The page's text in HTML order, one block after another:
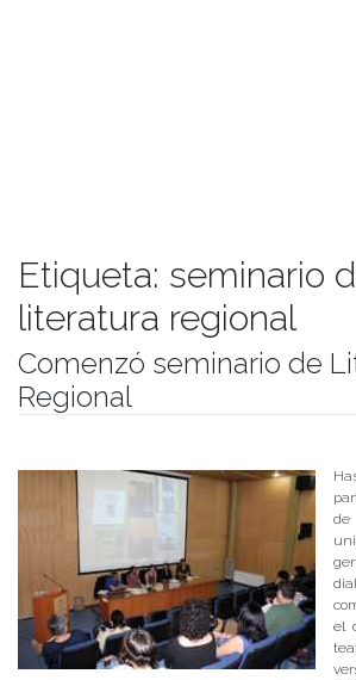
Etiqueta: seminario
literatura regional
Comenzó seminario de
Regional
el